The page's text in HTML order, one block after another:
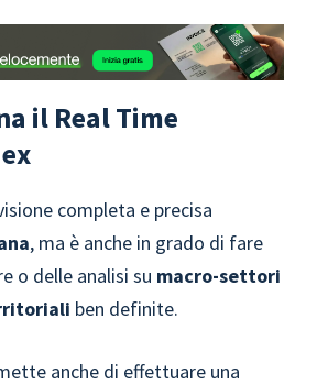
il Real Time
completa e precisa
, ma è anche in grado di fare
o delle analisi su macro-settori
ben definite.
anche di effettuare una